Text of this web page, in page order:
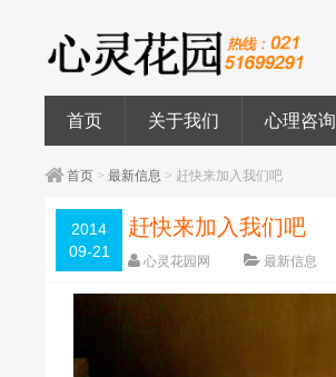
首页 关于我们 心理咨询
首页 >最新信息 > 赶快来加入我们吧
2014
09-21
赶快来加入我们吧
心灵花园网 最新信息